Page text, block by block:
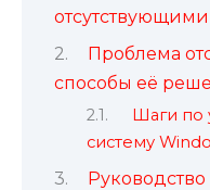
Проблема
способы её
Шаги по
систему
Руководство